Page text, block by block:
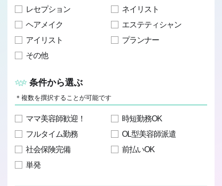
レセプション
ネイリスト
ヘアメイク
エステティシャン
アイリスト
プランナー
その他
条件から選ぶ
＊複数を撰択することが可能です
ママ美容師歓迎！
時短勤務OK
フルタイム勤務
OL型美容師派遣
社会保険完備
前払いOK
単発